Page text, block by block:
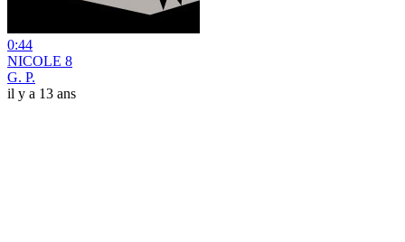
0:44
NICOLE 8
G. P.
il y a 13 ans